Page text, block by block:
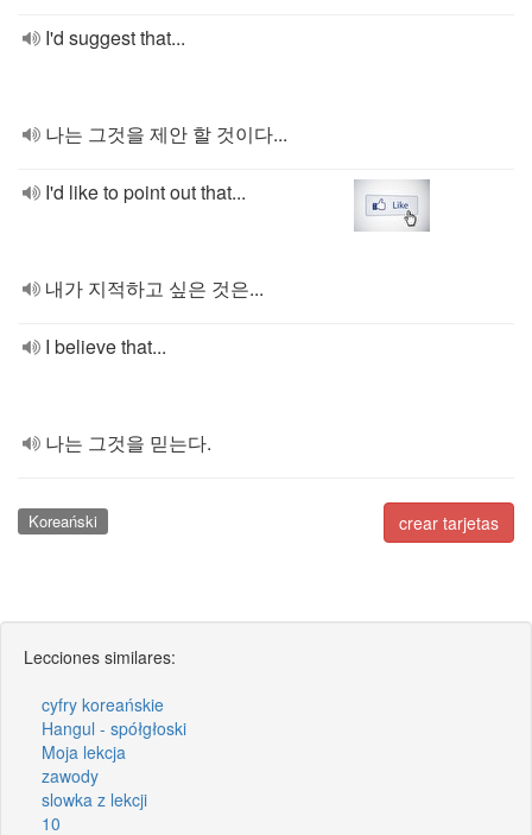
I'd suggest that...
나는 그것을 제안 할 것이다...
I'd like to point out that...
내가 지적하고 싶은 것은...
I believe that...
나는 그것을 믿는다.
crear tarjetas
Koreański
Lecciones similares:
cyfry koreańskie
Hangul - spółgłoski
Moja lekcja
zawody
slowka z lekcji
10